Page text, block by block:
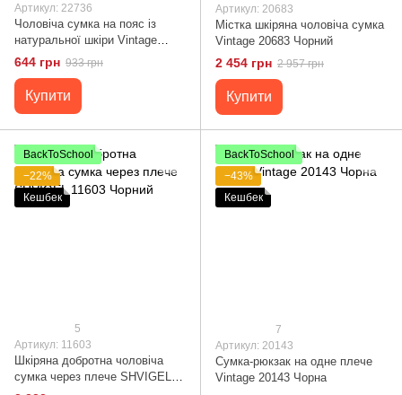
Артикул: 22736
Чоловіча сумка на пояс із
натуральної шкіри Vintage
22736 Чорний
644 грн 933 грн
Купити
Артикул: 20683
Містка шкіряна чоловіча сумка
Vintage 20683 Чорний
2 454 грн 2 957 грн
Купити
BackToSchool
−22%
Кешбек
5
Артикул: 11603
Шкіряна добротна чоловіча
сумка через плече SHVIGEL
BackToSchool
−43%
Кешбек
7
Артикул: 20143
Сумка-рюкзак на одне плече
Vintage 20143 Чорна